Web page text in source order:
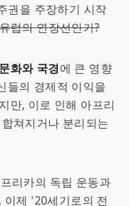
권을 주장하기 시작
럽의 연장선인가?
화와 국경에 큰 영향
들의 경제적 이익을
만, 이로 인해 아프리
쳐지거나 분리되는
리카의 독립 운동과
제 '20세기로의 전